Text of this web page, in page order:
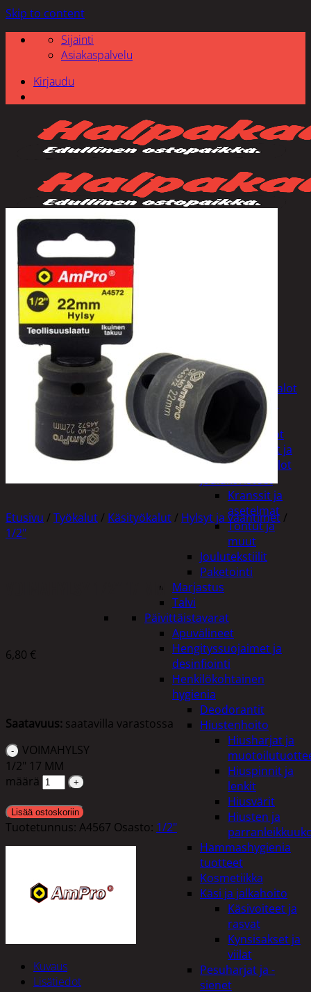
Skip to content
Sijainti
Asiakaspalvelu
Kirjaudu
Etsi:
Tuotevalikoima
Kausituotteet
Joulu
Joulu- ja kausivalot
Eläimet ja
tontut
Kyntteliköt
Valoketjut ja
kuusenvalot
Joulukoristeet
Kranssit ja
asetelmat
Tontut ja
muut
Joulutekstiilit
Paketointi
Marjastus
Talvi
Päivittäistavarat
Apuvälineet
Hengityssuojaimet ja
desinfiointi
Henkilökohtainen
hygienia
Deodorantit
Hiustenhoito
Hiusharjat ja
Hiuspinnit ja
lenkit
Hiusvärit
Hiusten ja
Hammashygienia
tuotteet
Kosmetiikka
Käsi ja jalkahoito
Käsivoiteet ja
rasvat
Kynsisakset ja
viilat
Pesuharjat ja -
sienet
Etusivu / Työkalut / Käsityökalut / Hylsyt ja vääntimet /
1/2"
VOIMAHYLSY 1/2″ 17 MM
6,80 €
Saatavuus: saatavilla varastossa
VOIMAHYLSY
1/2" 17 MM
määrä
Lisää ostoskoriin
Tuotetunnus: A4567 Osasto: 1/2"
Kuvaus
Lisätiedot